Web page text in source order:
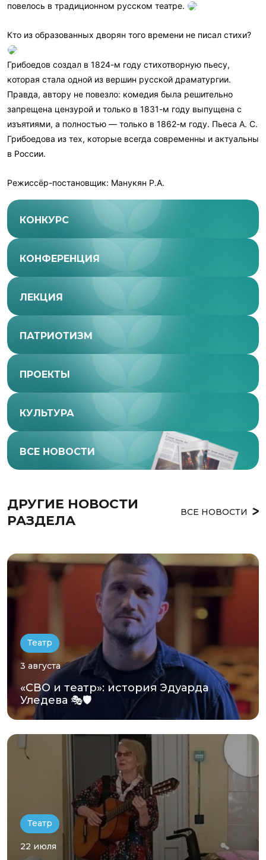
повелось в традиционном русском театре.
Кто из образованных дворян того времени не писал стихи?
Грибоедов создал в 1824-м году стихотворную пьесу,
которая стала одной из вершин русской драматургии.
Правда, автору не повезло: комедия была решительно
запрещена цензурой и только в 1831-м году выпущена с
изъятиями, а полностью — только в 1862-м году. Пьеса А. С.
Грибоедова из тех, которые всегда современны и актуальны
в России.
Режиссёр-постановщик: Манукян Р.А.
КОНКУРС
КОНФЕРЕНЦИЯ
ЛЕКЦИЯ
ПАТРИОТИЗМ
ПРОЕКТЫ
КУЛЬТУРА
ВСЕ НОВОСТИ
ДРУГИЕ НОВОСТИ
РАЗДЕЛА
ВСЕ НОВОСТИ
Театр
3 августа
«СВО и театр»: история Эдуарда
Уледева 🎭🛡️
Театр
22 июля